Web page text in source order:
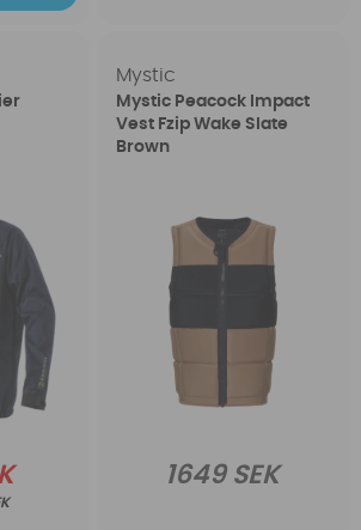
Mystic
Mystic Peacock Impact
Vest Fzip Wake Slate
Brown
1649 SEK